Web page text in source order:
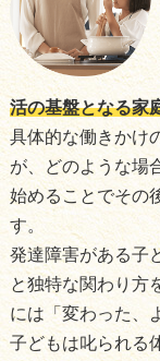
活の基盤となる家
具体的な働きかけ
が、どのような場
始めることでその
す。
発達障害がある子
と独特な関わり方
には「変わった、
子どもは叱られる